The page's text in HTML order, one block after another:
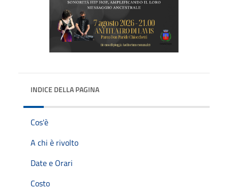
INDICE DELLA PAGINA
Cos'è
A chi è rivolto
Date e Orari
Costo